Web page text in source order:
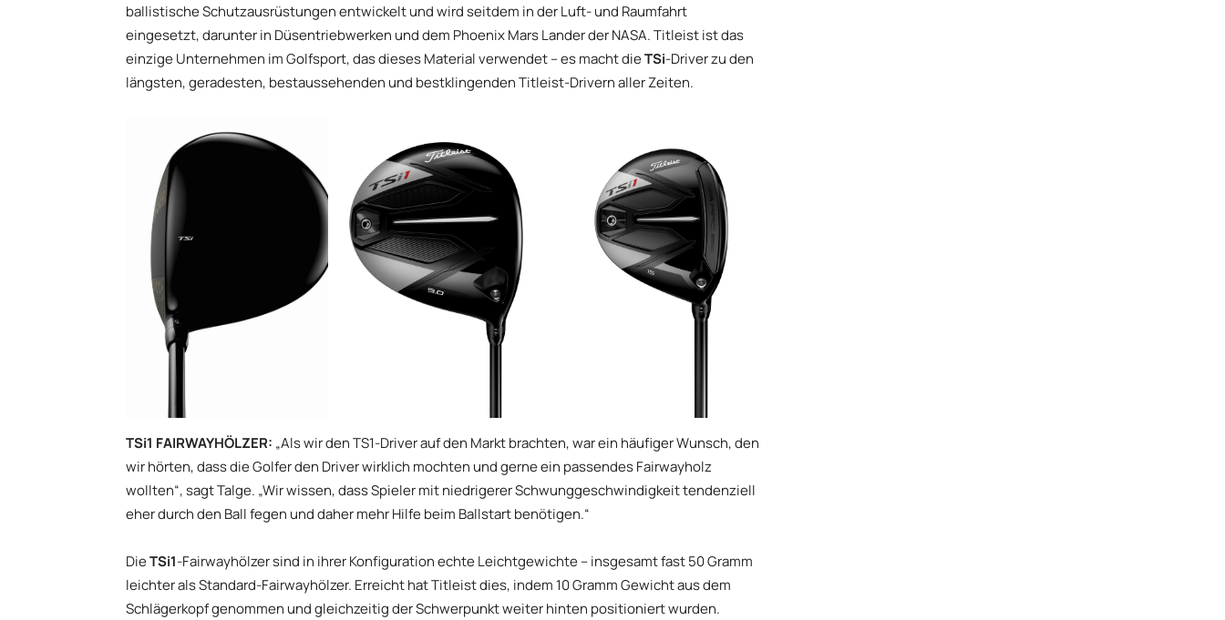
ballistische Schutzausrüstungen entwickelt und wird seitdem in der Luft- und Raumfahrt
eingesetzt, darunter in Düsentriebwerken und dem Phoenix Mars Lander der NASA. Titleist ist das
einzige Unternehmen im Golfsport, das dieses Material verwendet – es macht dieTSi-Driver zu den
längsten, geradesten, bestaussehenden und bestklingenden Titleist-Drivern aller Zeiten.
TSi1 FAIRWAYHÖLZER: „Als wir den TS1-Driver auf den Markt brachten, war ein häufiger Wunsch, den
wir hörten, dass die Golfer den Driver wirklich mochten und gerne ein passendes Fairwayholz
wollten“, sagt Talge. „Wir wissen, dass Spieler mit niedrigerer Schwunggeschwindigkeit tendenziell
eher durch den Ball fegen und daher mehr Hilfe beim Ballstart benötigen.“
DieTSi1-Fairwayhölzer sind in ihrer Konfiguration echte Leichtgewichte – insgesamt fast 50 Gramm
leichter als Standard-Fairwayhölzer. Erreicht hat Titleist dies, indem 10 Gramm Gewicht aus dem
Schlägerkopf genommen und gleichzeitig der Schwerpunkt weiter hinten positioniert wurden.